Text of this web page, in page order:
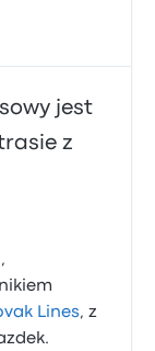
jest
z
Lines, z